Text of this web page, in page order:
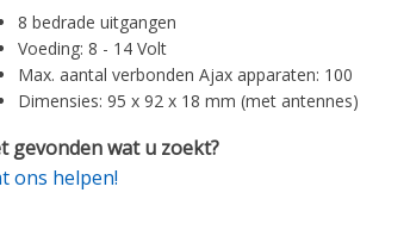
8 bedrade uitgangen
Voeding: 8 - 14 Volt
Max. aantal verbonden Ajax apparaten: 100
Dimensies: 95 x 92 x 18 mm (met antennes)
gevonden wat u zoekt?
ons helpen!